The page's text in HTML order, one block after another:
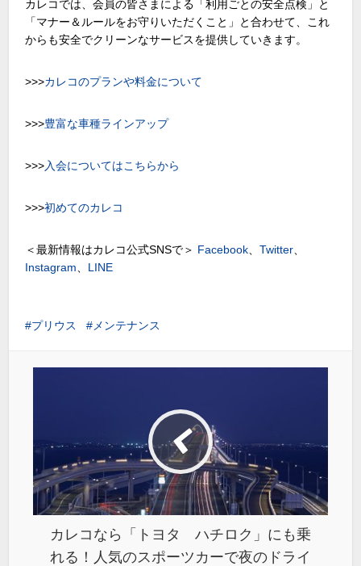
カレコでは、会員の皆さまによる「利用ごとの安全点検」と
「マナー＆ルールをお守りいただくこと」と合わせて、これ
からも安全でクリーンなサービスを提供していきます。
>>>カレコのプランや料金について
>>>豊富な車種ラインアップ
>>>入会についてはこちらから
>>>初めてのカレコ
＜最新情報はカレコ公式SNSで＞ Facebook 、Twitter
Instagram
LINE
プリウス メンテナンス
カレコなら「トヨタ ハチロク」にも乗
れる！人気のスポーツカーで夜のドライ